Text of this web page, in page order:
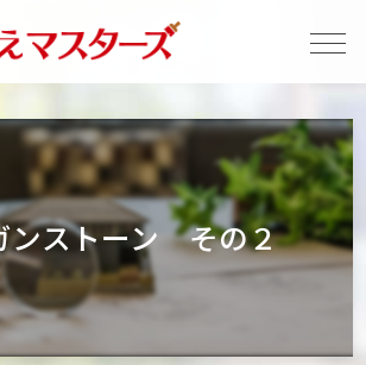
ンストーン その２